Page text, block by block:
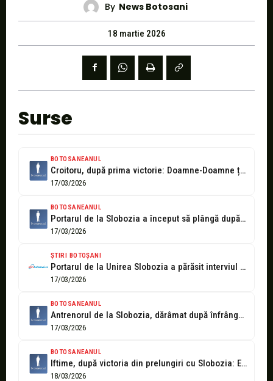
By News Botosani
18 martie 2026
Surse
BOTOSANEANUL
Croitoru, după prima victorie: Doamne-Doamne ține și cu oamenii care îndrăznesc mai mult
17/03/2026
BOTOSANEANUL
Portarul de la Slobozia a început să plângă după înfrângerea cu Botoșani: Suntem...
17/03/2026
ȘTIRI BOTOȘANI
Portarul de la Unirea Slobozia a părăsit interviul în lacrimi, după meciul...
17/03/2026
BOTOSANEANUL
Antrenorul de la Slobozia, dărâmat după înfrângerea cu Botoșani: Este groaznic
17/03/2026
BOTOSANEANUL
Iftime, după victoria din prelungiri cu Slobozia: Este una dintre cele mai...
18/03/2026